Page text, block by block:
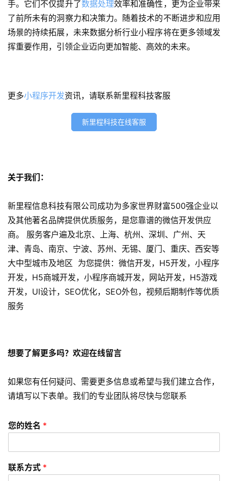
小
程
序
网
e
优
化
数
字
营
销
A
发
短
视
讯
分
享
手。它们不仅提升了数据处理效率和准确性，更为企业带来
了前所未有的洞察力和决策力。随着技术的不断进步和应用
场景的持续拓展，未来数据分析行业小程序将在更多领域发
挥重要作用，引领企业迈向更加智能、高效的未来。
更多小程序开发资讯，请联系新里程科技客服
新里程科技在线客服
关于我们：
新里程信息科技有限公司成功为多家世界财富500强企业以
及其他著名品牌提供优质服务，是您靠谱的微信开发供应
商。 服务客户遍及北京、上海、杭州、深圳、广州、天
津、青岛、南京、宁波、苏州、无锡、厦门、重庆、西安等
大中型城市及地区 为您提供：微信开发，H5开发，小程序
开发，H5商城开发，小程序商城开发，网站开发，H5游戏
开发，UI设计，SEO优化，SEO外包，视频后期制作等优质
服务
想要了解更多吗？欢迎在线留言
如果您有任何疑问、需要更多信息或希望与我们建立合作，
请填写以下表单。我们的专业团队将尽快与您联系
您的姓名 *
联系方式 *